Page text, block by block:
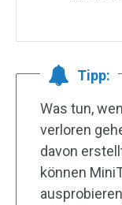
Tipp:
Was tun,
verloren
davon
können